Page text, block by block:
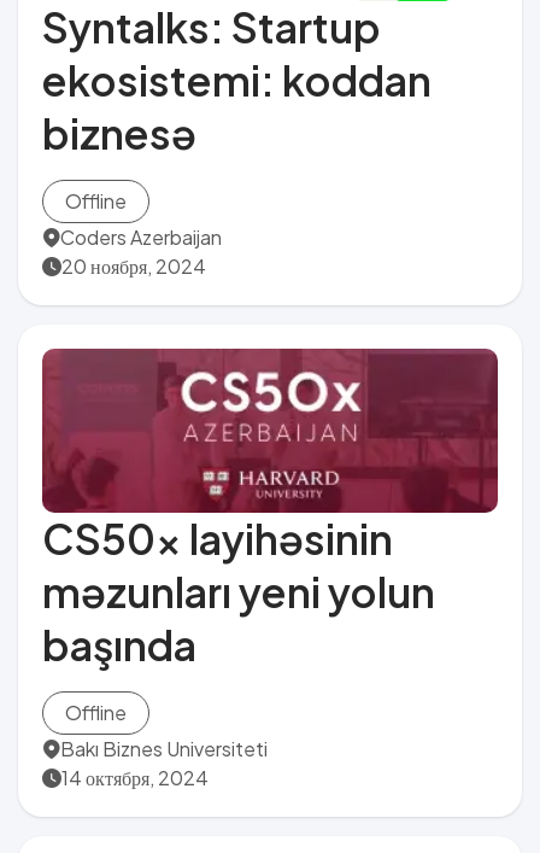
Syntalks: Startup
ekosistemi: koddan
biznesə
Offline
Coders Azerbaijan
20 ноября, 2024
CS50x layihəsinin
məzunları yeni yolun
başında
Offline
Bakı Biznes Universiteti
14 октября, 2024